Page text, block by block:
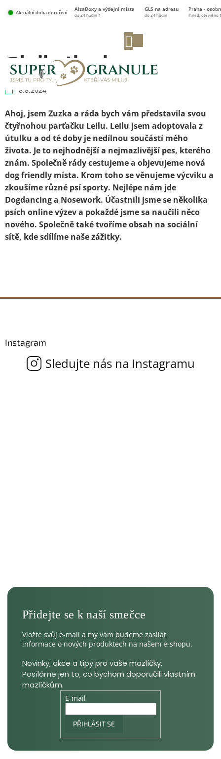
Aktuální doba doručení
AlzaBoxy a výdejní místa GLS na adresu Praha -
do 24 hodin ? do 24 hodin ihned, otevřeno
@leila.thedogg
8.8.2024
Ahoj, jsem Zuzka a ráda bych vám představila svou
čtyřnohou parťačku Leilu. Leilu jsem adoptovala z
útulku a od té doby je nedílnou součástí mého
života. Je to nejhodnější a nejmazlivější pes, kterého
znám. Společně rády cestujeme a objevujeme nová
dog friendly místa. Krom toho se věnujeme výcviku a
zkoušíme různé psí sporty. Nejlépe nám jde
Dogdancing a Nosework. Účastnili jsme se několika
psích online výzev a pokaždé jsme sa naučili něco
nového. Společně také tvoříme obsah na sociální
sítě, kde sdílíme naše zážitky.
Instagram
Vložte svůj e-mail a my vám budeme zasílat
informace o nových produktech na našem e-shopu.
E-mail
PŘIHLÁSIT SE